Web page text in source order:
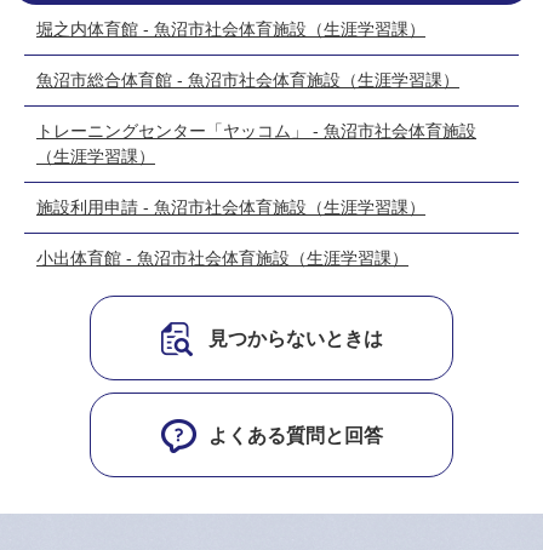
堀之内体育館 - 魚沼市社会体育施設（生涯学習課）
魚沼市総合体育館 - 魚沼市社会体育施設（生涯学習課）
トレーニングセンター「ヤッコム」 - 魚沼市社会体育施設
（生涯学習課）
施設利用申請 - 魚沼市社会体育施設（生涯学習課）
小出体育館 - 魚沼市社会体育施設（生涯学習課）
見つからないときは
よくある質問と回答